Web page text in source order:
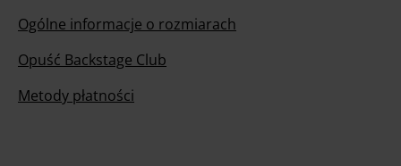
Ogólne informacje o rozmiarach
Opuść Backstage Club
Metody płatności